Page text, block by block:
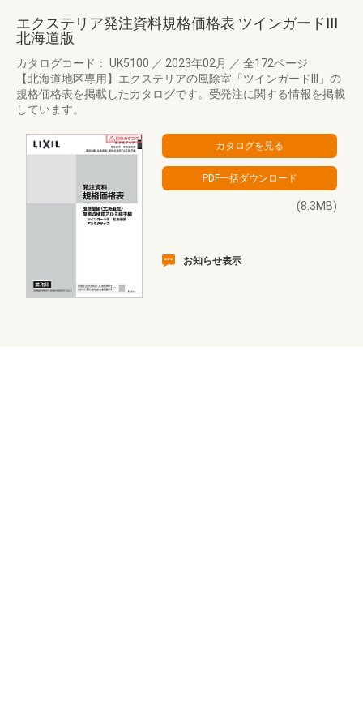
エクステリア発注資料規格価格表 ツインガードIII
北海道版
カタログコード： UK5100 ／ 2023年02月 ／ 全172ページ
【北海道地区専用】エクステリアの風除室「ツインガードIII」の
規格価格表を掲載したカタログです。受発注に関する情報を掲載
しています。
(8.3MB)
お知らせ表示